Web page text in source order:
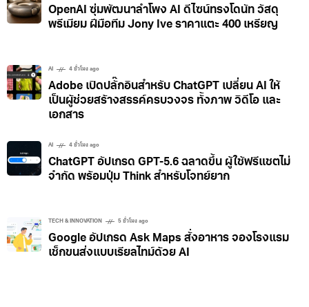
OpenAI ซุ่มพัฒนาลำโพง AI ดีไซน์ทรงโดนัท วัสดุ
พรีเมียม ฝีมือทีม Jony Ive ราคาแตะ 400 เหรียญ
AI 4 ชั่วโมง ago
Adobe เปิดปลั๊กอินสำหรับ ChatGPT เปลี่ยน AI ให้
เป็นผู้ช่วยสร้างสรรค์ครบวงจร ทั้งภาพ วิดีโอ และ
เอกสาร
AI 4 ชั่วโมง ago
ChatGPT อัปเกรด GPT-5.6 ฉลาดขึ้น ผู้ใช้ฟรีแชตไม่
จำกัด พร้อมปุ่ม Think สำหรับโจทย์ยาก
TECH & INNOVATION 5 ชั่วโมง ago
Google อัปเกรด Ask Maps สั่งอาหาร จองโรงแรม
เช็กขนส่งแบบเรียลไทม์ด้วย AI